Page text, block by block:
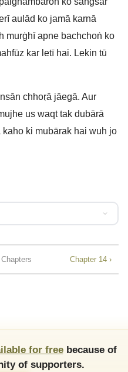
aulād ko jamā karnā
murġhī apne bachchoṅ ko
kar letī hai. Lekin tū
chhoṛā jāegā. Aur
us waqt tak dubārā
ki mubārak hai wuh jo
Chapter 14 ›
for freebecause of
of supporters.